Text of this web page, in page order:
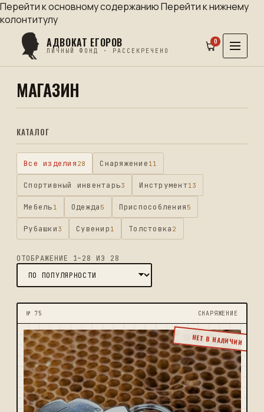
Перейти к основному содержаниюПерейти к нижнему
колонтитулу
АДВОКАТ ЕГОРОВ
ЛИЧНЫЙ ФОНД · РАССЕКРЕЧЕНО
0
МАГАЗИН
КАТАЛОГ
Все изделия 28 Cнаряжение 11
Cпортивный инвентарь3 Инструмент13
Мебель 1 Одежда 5 Приспособления 5
Рубашки 3 Сувенир 1 Толстовка 2
ОТОБРАЖЕНИЕ 1–28 ИЗ 28
№ 75 CНАРЯЖЕНИЕ
НЕТ В НАЛИЧИИ